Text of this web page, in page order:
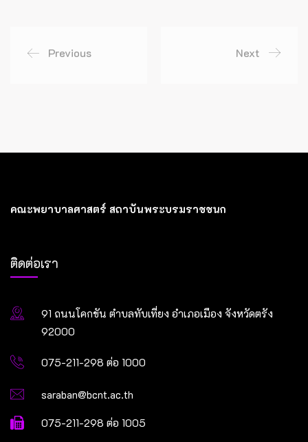
Previous Next
คณะพยาบาลศาสตร์ สถาบันพระบรมราชชนก
ติดต่อเรา
91 ถนนโคกขัน ตำบลทับเที่ยง อำเภอเมือง จังหวัดตรัง
92000
075-211-298 ต่อ 1000
saraban@bcnt.ac.th
075-211-298 ต่อ 1005